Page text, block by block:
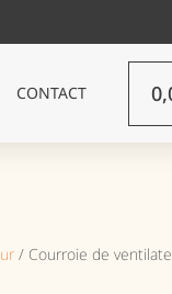
CONTACT
/ Courroie de